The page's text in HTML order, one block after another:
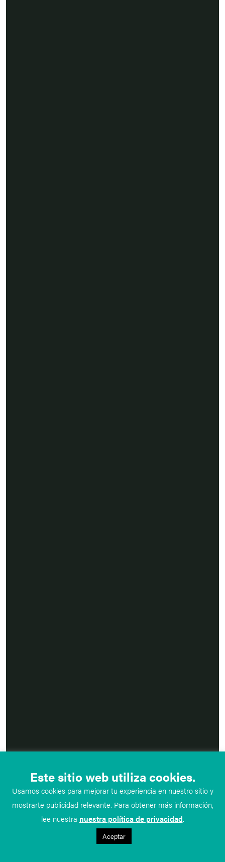
Este sitio web utiliza cookies.
Usamos cookies para mejorar tu experiencia en nuestro sitio y
mostrarte publicidad relevante. Para obtener más información,
lee nuestra nuestra política de privacidad.
Aceptar